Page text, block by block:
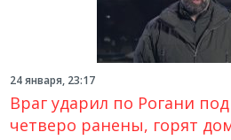
24 января, 23:17
Враг ударил по Рогани
четверо ранены, горят